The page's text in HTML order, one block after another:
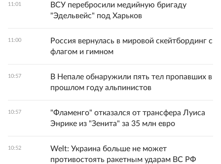
11:01
ВСУ перебросили медийную бригаду
"Эдельвейс" под Харьков
11:00
Россия вернулась в мировой скейтбординг с
флагом и гимном
10:57
В Непале обнаружили пять тел пропавших в
прошлом году альпинистов
10:57
"Фламенго" отказался от трансфера Луиса
Энрике из "Зенита" за 35 млн евро
10:52
Welt: Украина больше не может
противостоять ракетным ударам ВС РФ